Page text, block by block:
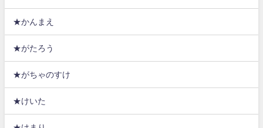
★かんまえ
★がたろう
★がちゃのすけ
★けいた